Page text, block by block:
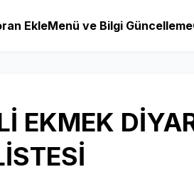
EkleMenü ve Bilgi Güncelleme
EKMEK